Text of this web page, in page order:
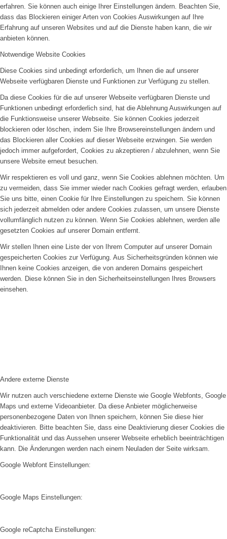
erfahren. Sie können auch einige Ihrer Einstellungen ändern. Beachten Sie,
dass das Blockieren einiger Arten von Cookies Auswirkungen auf Ihre
Erfahrung auf unseren Websites und auf die Dienste haben kann, die wir
anbieten können.
Notwendige Website Cookies
Diese Cookies sind unbedingt erforderlich, um Ihnen die auf unserer
Webseite verfügbaren Dienste und Funktionen zur Verfügung zu stellen.
Da diese Cookies für die auf unserer Webseite verfügbaren Dienste und
Funktionen unbedingt erforderlich sind, hat die Ablehnung Auswirkungen auf
die Funktionsweise unserer Webseite. Sie können Cookies jederzeit
blockieren oder löschen, indem Sie Ihre Browsereinstellungen ändern und
das Blockieren aller Cookies auf dieser Webseite erzwingen. Sie werden
jedoch immer aufgefordert, Cookies zu akzeptieren / abzulehnen, wenn Sie
unsere Website erneut besuchen.
Wir respektieren es voll und ganz, wenn Sie Cookies ablehnen möchten. Um
zu vermeiden, dass Sie immer wieder nach Cookies gefragt werden, erlauben
Sie uns bitte, einen Cookie für Ihre Einstellungen zu speichern. Sie können
sich jederzeit abmelden oder andere Cookies zulassen, um unsere Dienste
vollumfänglich nutzen zu können. Wenn Sie Cookies ablehnen, werden alle
gesetzten Cookies auf unserer Domain entfernt.
Wir stellen Ihnen eine Liste der von Ihrem Computer auf unserer Domain
gespeicherten Cookies zur Verfügung. Aus Sicherheitsgründen können wie
Ihnen keine Cookies anzeigen, die von anderen Domains gespeichert
werden. Diese können Sie in den Sicherheitseinstellungen Ihres Browsers
einsehen.
Andere externe Dienste
Wir nutzen auch verschiedene externe Dienste wie Google Webfonts, Google
Maps und externe Videoanbieter. Da diese Anbieter möglicherweise
personenbezogene Daten von Ihnen speichern, können Sie diese hier
deaktivieren. Bitte beachten Sie, dass eine Deaktivierung dieser Cookies die
Funktionalität und das Aussehen unserer Webseite erheblich beeinträchtigen
kann. Die Änderungen werden nach einem Neuladen der Seite wirksam.
Google Webfont Einstellungen:
Google Maps Einstellungen:
Google reCaptcha Einstellungen: